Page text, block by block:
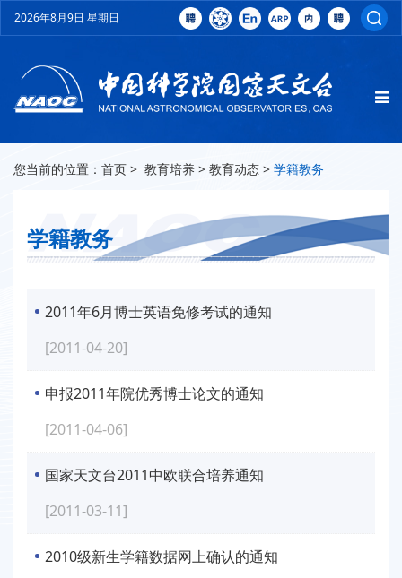
2026年8月9日 星期日
您当前的位置： 首页 > 教育培养 > 教育动态 > 学籍教务
学籍教务
2011年6月博士英语免修考试的通知
[2011-04-20]
申报2011年院优秀博士论文的通知
[2011-04-06]
国家天文台2011中欧联合培养通知
[2011-03-11]
2010级新生学籍数据网上确认的通知